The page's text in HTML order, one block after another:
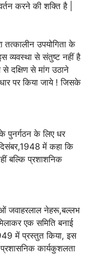
करने की शक्ति है |
तत्कालीन उपयोगिता के
व्यवस्था से संतुष्ट नहीं है
दक्षिण से मांग उठाने
पर किया जाये ! जिसके
पुनर्गठन के लिए धर
में कहा कि
बल्कि प्रशाशनिक
जवाहरलाल नेहरू,बल्लभ
एक समिति बनाई
में प्रस्तुत किया, इस
कार्यकुशलता